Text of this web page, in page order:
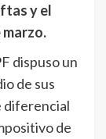
y el
dispuso un
de sus
diferencial
de